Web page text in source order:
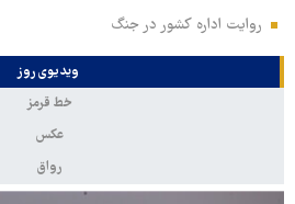
روایت اداره کشور در جنگ
ویدیوی روز
خط قرمز
عکس
رواق